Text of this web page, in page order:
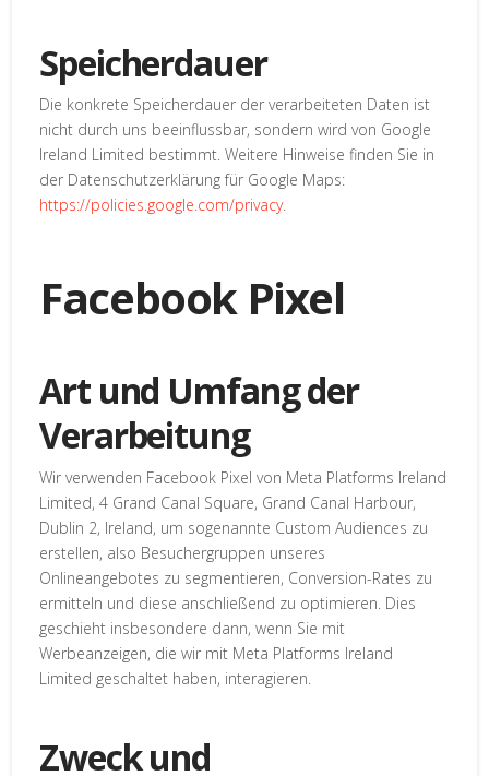
Speicherdauer
Die konkrete Speicherdauer der verarbeiteten Daten ist
nicht durch uns beeinflussbar, sondern wird von Google
Ireland Limited bestimmt. Weitere Hinweise finden Sie in
der Datenschutzerklärung für Google Maps:
https://policies.google.com/privacy.
Facebook Pixel
Art und Umfang der
Verarbeitung
Wir verwenden Facebook Pixel von Meta Platforms Ireland
Limited, 4 Grand Canal Square, Grand Canal Harbour,
Dublin 2, Ireland, um sogenannte Custom Audiences zu
erstellen, also Besuchergruppen unseres
Onlineangebotes zu segmentieren, Conversion-Rates zu
ermitteln und diese anschließend zu optimieren. Dies
geschieht insbesondere dann, wenn Sie mit
Werbeanzeigen, die wir mit Meta Platforms Ireland
Limited geschaltet haben, interagieren.
Zweck und